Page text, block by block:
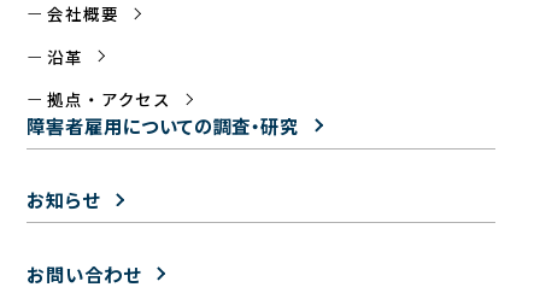
会社概要
沿革
拠点・アクセス
障害者雇用についての調査・研究
お知らせ
お問い合わせ